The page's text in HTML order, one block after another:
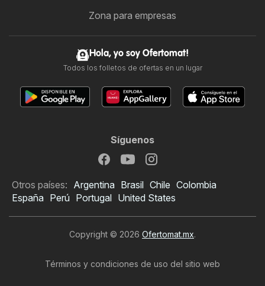
Zona para empresas
Hola, yo soy Ofertomat!
Todos los folletos de ofertas en un lugar
Síguenos
Otros países: Argentina Brasil Chile Colombia
España Perú Portugal United States
Copyright © 2026 Ofertomat.mx.
Términos y condiciones de uso del sitio web